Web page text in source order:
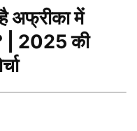
अफ्रीका में
| 2025 की